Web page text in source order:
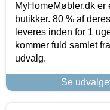
MyHomeMøbler.dk
butikker. 80 % af
leveres inden for 1
kommer fuld samlet
udvalg.
Se